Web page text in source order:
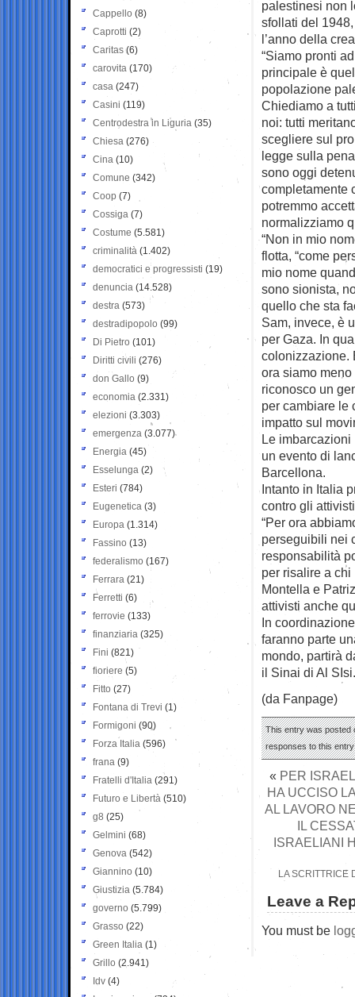
palestinesi non
sfollati del
l’anno della
“Siamo pronti
principale è
popolazione
Chiediamo a
noi: tutti
scegliere sul
legge sulla
sono oggi
completamente
potremmo
normalizziamo
“Non in mio
flotta, “come
mio nome
sono sionista,
quello che sta
Sam, invece, è
per Gaza. In
colonizzazione.
ora siamo
riconosco un
per cambiare le
impatto sul
Le
un evento di
Barcellona.
Intanto in Italia
contro gli
“Per ora
perseguibili nei
responsabilità
per risalire a chi
Montella e
attivisti anche
In
faranno parte
mondo, partirà
il Sinai di Al SIsi.
(da Fanpage)
This entry was posted
responses to this
« PER
HA UCCISO
AL LAVORO
IL
ISRAELIANI
LA SCRITTRICE
Leave a
You must be
Cappello (8)
Caprotti (2)
Caritas (6)
carovita (170)
casa (247)
Casini (119)
Centrodestra in Liguria (35)
Chiesa (276)
Cina (10)
Comune (342)
Coop (7)
Cossiga (7)
Costume (5.581)
criminalità (1.402)
democratici e progressisti (19)
denuncia (14.528)
destra (573)
destradipopolo (99)
Di Pietro (101)
Diritti civili (276)
don Gallo (9)
economia (2.331)
elezioni (3.303)
emergenza (3.077)
Energia (45)
Esselunga (2)
Esteri (784)
Eugenetica (3)
Europa (1.314)
Fassino (13)
federalismo (167)
Ferrara (21)
Ferretti (6)
ferrovie (133)
finanziaria (325)
Fini (821)
fioriere (5)
Fitto (27)
Fontana di Trevi (1)
Formigoni (90)
Forza Italia (596)
frana (9)
Fratelli d'Italia (291)
Futuro e Libertà (510)
g8 (25)
Gelmini (68)
Genova (542)
Giannino (10)
Giustizia (5.784)
governo (5.799)
Grasso (22)
Green Italia (1)
Grillo (2.941)
Idv (4)